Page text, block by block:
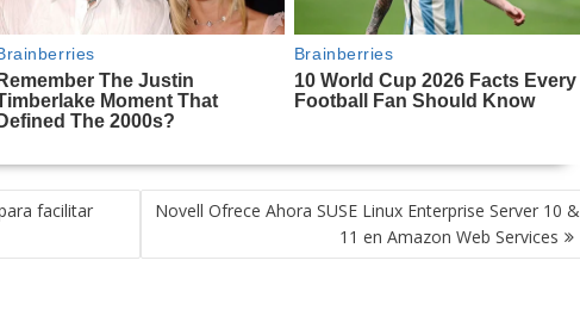
facilitar
Novell Ofrece Ahora SUSE Linux Enterprise Server 10 &
11 en Amazon Web Services